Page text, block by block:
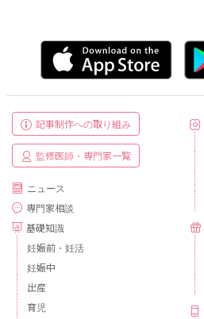
記事制作への取り組み
監修医師・専門家一覧
ニュース
専門家相談
基礎知識
妊娠前・妊活
妊娠中
出産
育児